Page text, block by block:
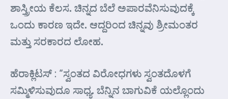
ಶಾಸ್ತ್ರೀಯ ಕೆಲಸ. ಚಿನ್ನದ ಬೆಲೆ ಅಪಾರವೆನಿಸುವುದಕ್ಕೆ
ಒಂದು ಕಾರಣ ಇದೇ. ಆದ್ದರಿಂದ ಚಿನ್ನವು ಶ್ರೀಮಂತರ
ಮತ್ತು ಸರಕಾರದ ಲೋಹ.
ಹೆರಾಕ್ಲಿಟಸ್ : “ಸ್ವಂತದ ವಿರೋಧಗಳು ಸ್ವಂತದೊಳಗೆ
ಸಮ್ಮಿಳಿಸುವುದೂ ಸಾಧ್ಯ. ಬೆನ್ನಿನ ಬಾಗುವಿಕೆ ಯಲ್ಲೊಂದು